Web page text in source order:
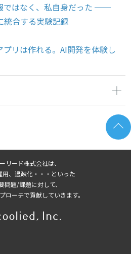
ではなく、私自身だった ──
統合する実験記録
リは作れる。AI開発を体験し
リード株式会社は、
用、過疎化・・・といった
問題/課題に対して、
ローチで貢献していきます。